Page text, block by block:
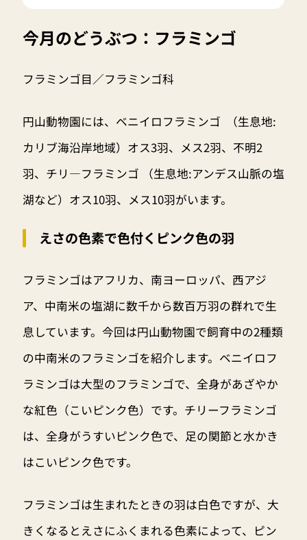
今月のどうぶつ：フラミンゴ
フラミンゴ目／フラミンゴ科
円山動物園には、ベニイロフラミンゴ （生息地:
カリブ海沿岸地域）オス3羽、メス2羽、不明2
羽、チリ―フラミンゴ （生息地:アンデス山脈の塩
湖など）オス10羽、メス10羽がいます。
えさの色素で色付くピンク色の羽
フラミンゴはアフリカ、南ヨーロッパ、西アジ
ア、中南米の塩湖に数千から数百万羽の群れで生
息しています。今回は円山動物園で飼育中の2種類
の中南米のフラミンゴを紹介します。ベニイロフ
ラミンゴは大型のフラミンゴで、全身があざやか
な紅色（こいピンク色）です。チリーフラミンゴ
は、全身がうすいピンク色で、足の関節と水かき
はこいピンク色です。
フラミンゴは生まれたときの羽は白色ですが、大
きくなるとえさにふくまれる色素によって、ピン